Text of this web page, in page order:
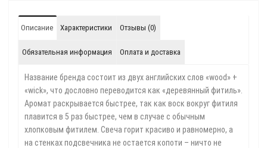
Описание Характеристики Отзывы (0)
Обязательная информация Оплата и доставка
Название бренда состоит из двух английских слов «wood» +
«wick», что дословно переводится как «деревянный фитиль».
Аромат раскрывается быстрее, так как воск вокруг фитиля
плавится в 5 раз быстрее, чем в случае с обычным
хлопковым фитилем. Свеча горит красиво и равномерно, а
на стенках подсвечника не остается копоти – ничто не